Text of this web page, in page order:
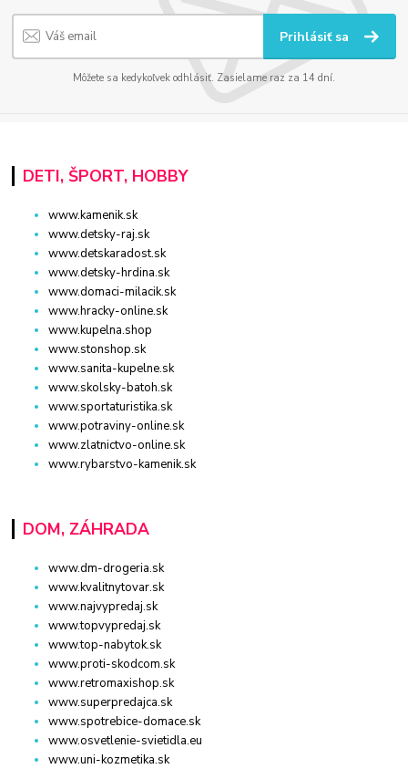
Prihlásiť sa
Môžete sa kedykoľvek odhlásiť. Zasielame raz za 14 dní.
DETI, ŠPORT, HOBBY
www.kamenik.sk
www.detsky-raj.sk
www.detskaradost.sk
www.detsky-hrdina.sk
www.domaci-milacik.sk
www.hracky-online.sk
www.kupelna.shop
www.stonshop.sk
www.sanita-kupelne.sk
www.skolsky-batoh.sk
www.sportaturistika.sk
www.potraviny-online.sk
www.zlatnictvo-online.sk
www.rybarstvo-kamenik.sk
DOM, ZÁHRADA
www.dm-drogeria.sk
www.kvalitnytovar.sk
www.najvypredaj.sk
www.topvypredaj.sk
www.top-nabytok.sk
www.proti-skodcom.sk
www.retromaxishop.sk
www.superpredajca.sk
www.spotrebice-domace.sk
www.osvetlenie-svietidla.eu
www.uni-kozmetika.sk